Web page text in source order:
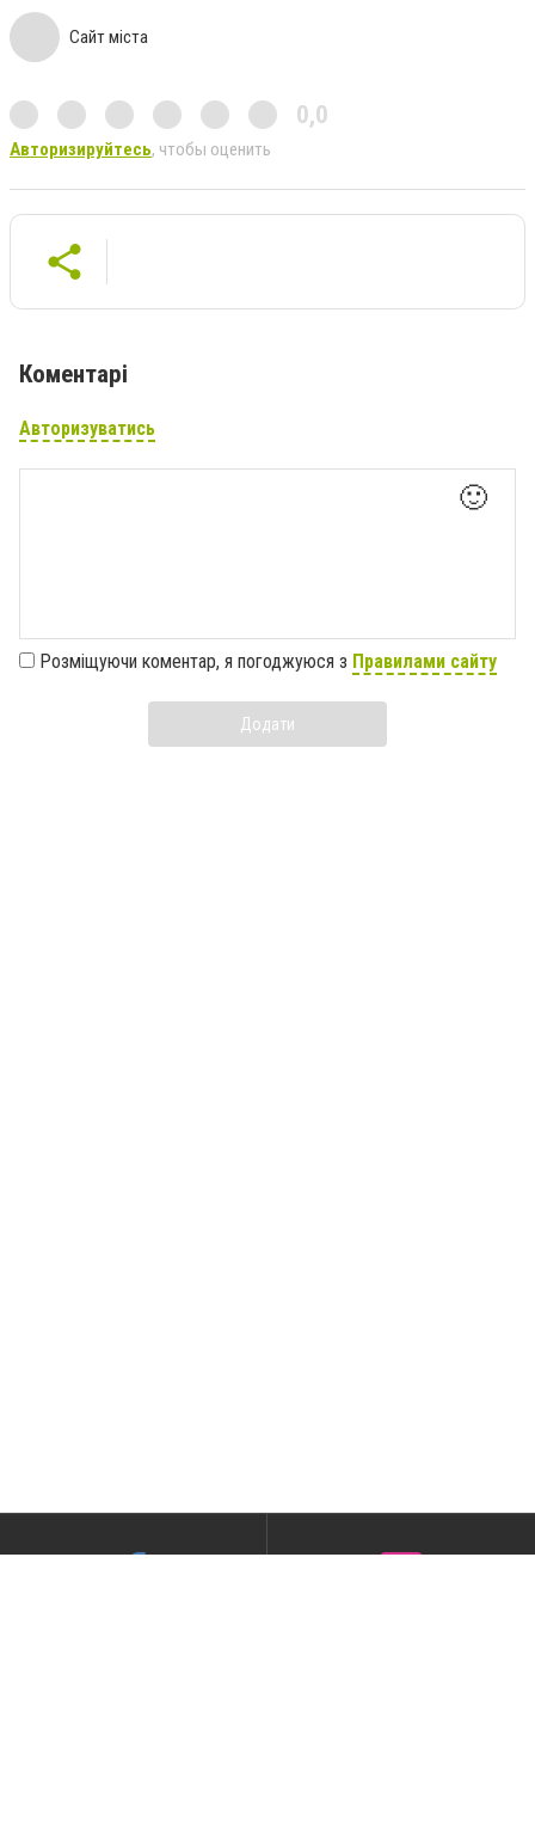
Сайт міста
0,0
Авторизируйтесь, чтобы оценить
Коментарі
Авторизуватись
🙂
Розміщуючи коментар, я погоджуюся з Правилами сайту
Додати